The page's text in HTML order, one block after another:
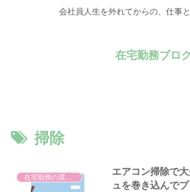
会社員人生を外れてからの、仕事
在宅勤務ブロ
掃除
在宅勤務の環境整備
エアコン掃除で
ュを巻き込んで